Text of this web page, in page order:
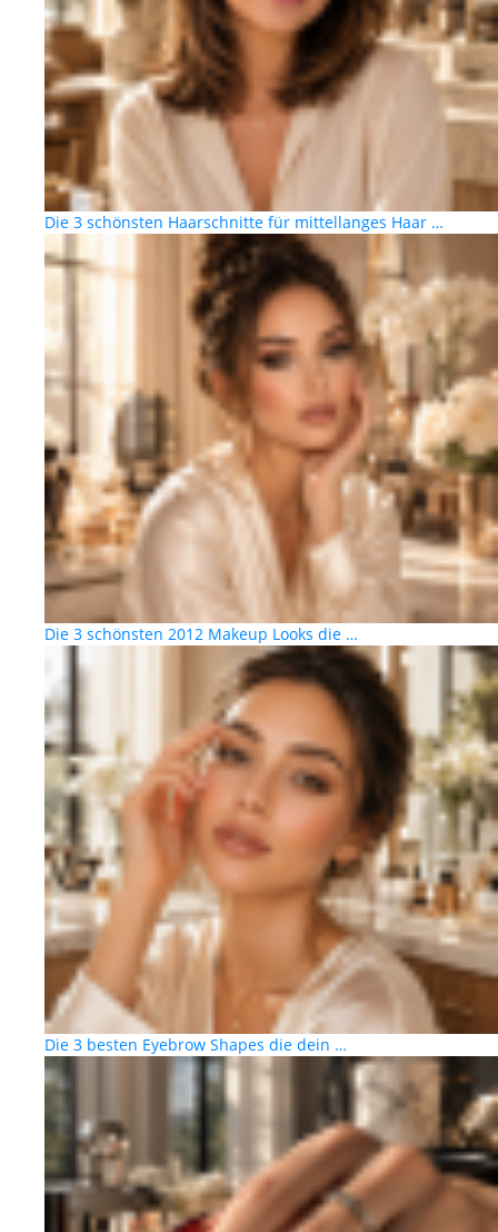
Die 3 schönsten Haarschnitte für mittellanges Haar …
Die 3 schönsten 2012 Makeup Looks die …
Die 3 besten Eyebrow Shapes die dein …